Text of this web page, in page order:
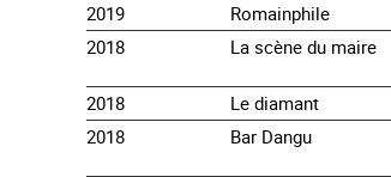
2019 Romainphile
2018
La scène du maire
2018 Le diamant
2018
Bar Dangu